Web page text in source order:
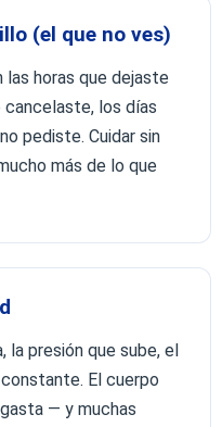
(el que no ves)
las horas que dejaste
cancelaste, los días
pediste. Cuidar sin
más de lo que
la presión que sube, el
El cuerpo
— y muchas